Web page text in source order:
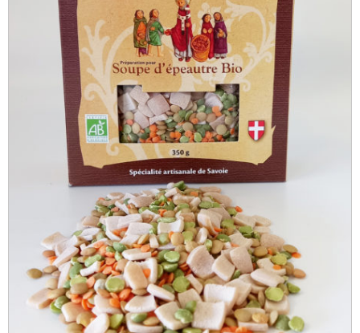
À l'unité
par lot de 5